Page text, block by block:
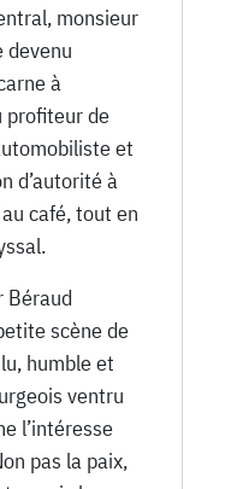
monsieur
devenu
à
profiteur de
et
d’autorité à
café, tout en
Béraud
scène de
humble et
ventru
l’intéresse
pas la paix,